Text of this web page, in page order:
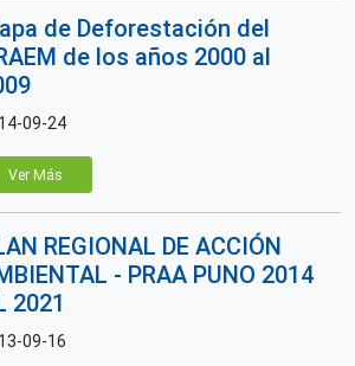
de Deforestación del
de los años 2000 al
09-24
Ver Más
REGIONAL DE ACCIÓN
- PRAA PUNO 2014
2021
09-16